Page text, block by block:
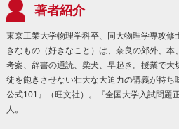
著者紹介
東京工業大学物理学科卒、同大物理学専攻
きなもの（好きなこと）は、奈良の郊外、本
考案、辞書の通読、柴犬、早起き。授業で大
徒を飽きさせない壮大な大迫力の講義が持ち
公式101』（旺文社）。『全国大学入試問題
人。